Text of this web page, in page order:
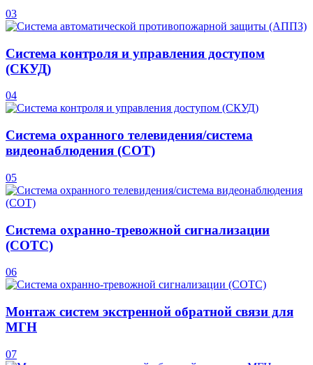
03
Система контроля и управления доступом
(СКУД)
04
Система охранного телевидения/система
видеонаблюдения (СОТ)
05
Система охранно-тревожной сигнализации
(СОТС)
06
Монтаж систем экстренной обратной связи для
МГН
07